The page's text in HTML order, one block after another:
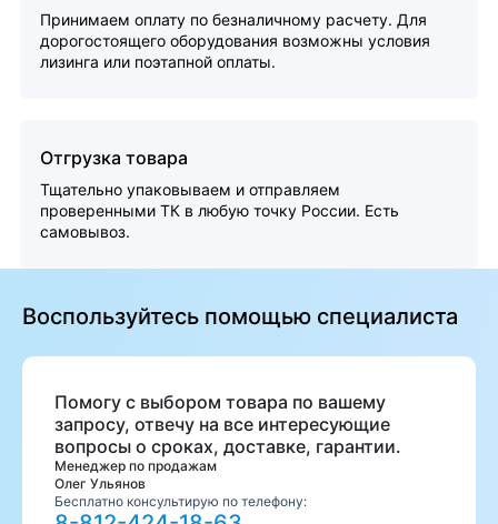
Принимаем оплату по безналичному расчету. Для
дорогостоящего оборудования возможны условия
лизинга или поэтапной оплаты.
Отгрузка товара
Тщательно упаковываем и отправляем
проверенными ТК в любую точку России. Есть
самовывоз.
Воспользуйтесь помощью специалиста
Помогу с выбором товара по вашему
запросу, отвечу на все интересующие
вопросы о сроках, доставке, гарантии.
Менеджер по продажам
Олег Ульянов
Бесплатно консультирую по телефону: